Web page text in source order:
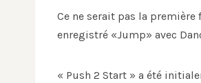
Ce ne serait pas la
enregistré «Jump» avec
« Push 2 Start » a été